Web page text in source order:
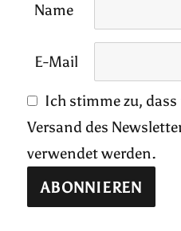
Name
E-Mail
Ich stimme zu,
Versand des
verwendet werden.